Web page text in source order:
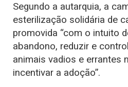
Segundo a autarquia, a
esterilização solidária de
promovida “com o intuito
abandono, reduzir e
animais vadios e errantes
incentivar a adoção”.